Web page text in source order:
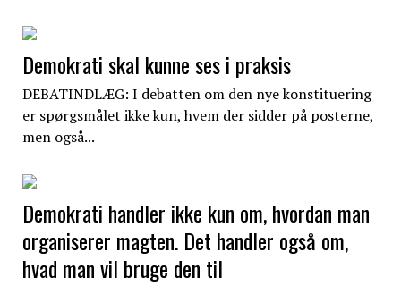
Demokrati skal kunne ses i praksis
DEBATINDLÆG: I debatten om den nye konstituering
er spørgsmålet ikke kun, hvem der sidder på posterne,
men også...
Demokrati handler ikke kun om, hvordan man
organiserer magten. Det handler også om,
hvad man vil bruge den til